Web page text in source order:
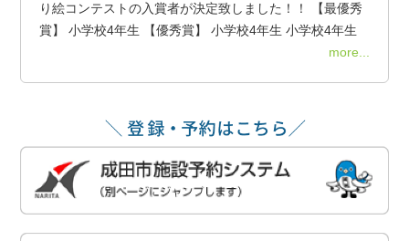
り絵コンテストの入賞者が決定致しました！！ 【最優秀
賞】 小学校4年生 【優秀賞】 小学校4年生 小学校4年生
more...